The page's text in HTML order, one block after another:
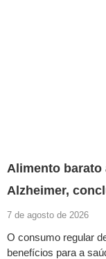
Alimento barato
Alzheimer,
7 de agosto de 2026
O consumo regular
benefícios para a